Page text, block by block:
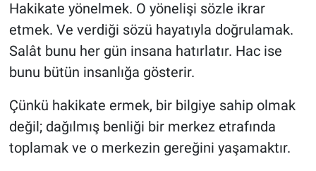
Hakikate yönelmek. O yönelişi sözle ikrar
etmek. Ve verdiği sözü hayatıyla doğrulamak.
Salât bunu her gün insana hatırlatır. Hac ise
bunu bütün insanlığa gösterir.
Çünkü hakikate ermek, bir bilgiye sahip olmak
değil; dağılmış benliği bir merkez etrafında
toplamak ve o merkezin gereğini yaşamaktır.